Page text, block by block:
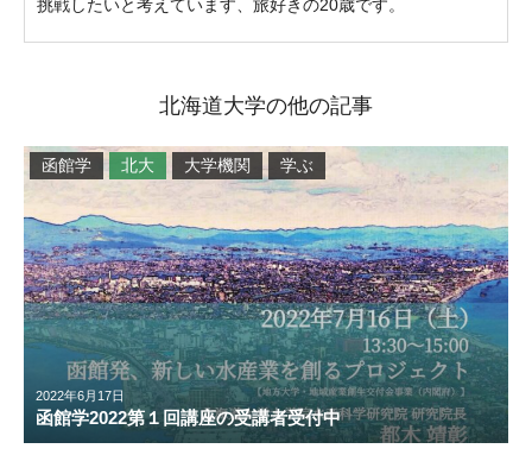
挑戦したいと考えています、旅好きの20歳です。
北海道大学の他の記事
2022年6月17日
函館学2022第１回講座の受講者受付中
函館学 北大 大学機関 学ぶ